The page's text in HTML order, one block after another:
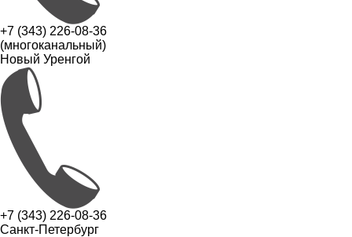
+7 (343) 226-08-36
(многоканальный)
Новый Уренгой
+7 (343) 226-08-36
Санкт-Петербург